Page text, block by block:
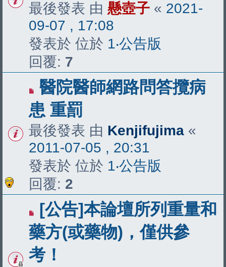
最後發表 由 懸壺子 « 2021-
09-07 , 17:08
發表於 位於 1‧公告版
回覆: 7
醫院醫師網路問答攬病
患 重罰
最後發表 由 Kenjifujima «
2011-07-05 , 20:31
發表於 位於 1‧公告版
回覆: 2
[公告]本論壇所列重量和
藥方(或藥物)，僅供參
考！